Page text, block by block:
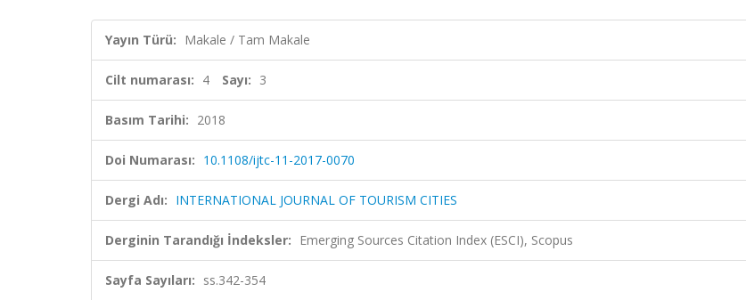
Yayın Türü: Makale / Tam Makale
Cilt numarası: 4 Sayı: 3
Basım Tarihi: 2018
Doi Numarası: 10.1108/ijtc-11-2017-0070
Dergi Adı: INTERNATIONAL JOURNAL OF TOURISM CITIES
Derginin Tarandığı İndeksler: Emerging Sources Citation Index (ESCI), Scopus
Sayfa Sayıları: ss.342-354